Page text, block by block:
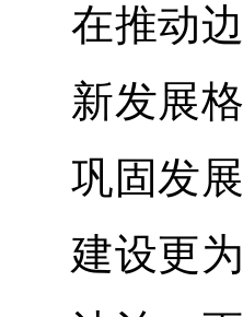
在推动
新发展
巩固发
建设更